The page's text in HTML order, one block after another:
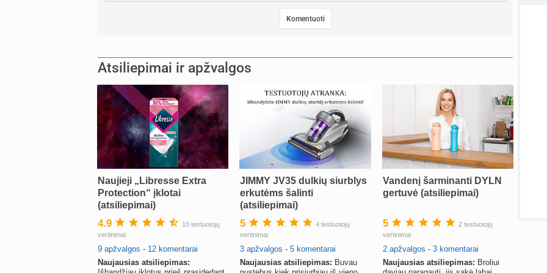
Atsiliepimai ir apžvalgos
Naujieji „Libresse Extra
Protection“ įklotai
(atsiliepimai)
4.9
10 testuotojų
vertinimai
9 apžvalgos - 12 komentarai
Naujausias atsiliepimas:
JIMMY JV35 dulkių siurblys
erkutėms šalinti
(atsiliepimai)
5
4 testuotojų
vertinimai
3 apžvalgos -5 komentarai
Naujausias atsiliepimas: Buvau
Vandenį šarminanti DYLN
gertuvė (atsiliepimai)
5
2 testuotojų
vertinimai
2 apžvalgos - 3 komentarai
Naujausias atsiliepimas: Broliui